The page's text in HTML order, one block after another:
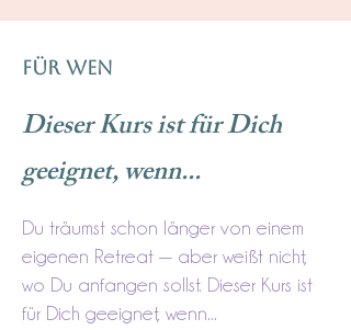
FÜR WEN
Dieser Kurs ist für Dich
geeignet, wenn...
Du träumst schon länger von einem
eigenen Retreat — aber weißt nicht,
wo Du anfangen sollst. Dieser Kurs ist
für Dich geeignet, wenn...​​